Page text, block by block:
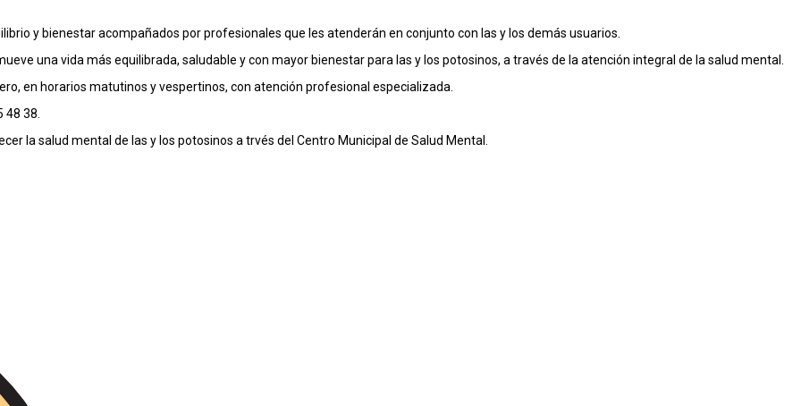
y bienestar acompañados por profesionales que les atenderán en conjunto con las y los demás usuarios.
una vida más equilibrada, saludable y con mayor bienestar para las y los potosinos, a través de la atención integral de la salud mental.
en horarios matutinos y vespertinos, con atención profesional especializada.
38.
la salud mental de las y los potosinos a trvés del Centro Municipal de Salud Mental.